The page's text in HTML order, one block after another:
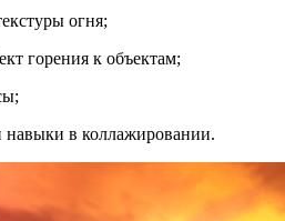
огня;
горения к объектам;
в коллажировании.